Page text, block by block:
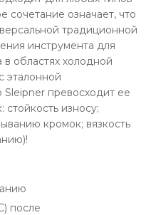
сочетание означает, что
традиционной
инструмента для
областях холодной
эталонной
Sleipner превосходит ее
стойкость износу;
кромок; вязкость
после